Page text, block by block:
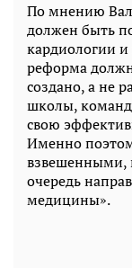
По мнению
должен быть
кардиологии
реформа
создано, а не
школы,
свою
Именно
взвешенными,
очередь
медицины».